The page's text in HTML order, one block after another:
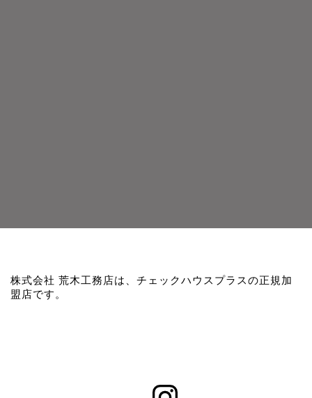
株式会社 荒木工務店は、チェックハウスプラスの正規加
盟店です。